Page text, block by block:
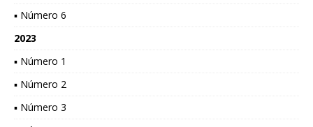
▪ Número 6
2023
▪ Número 1
▪ Número 2
▪ Número 3